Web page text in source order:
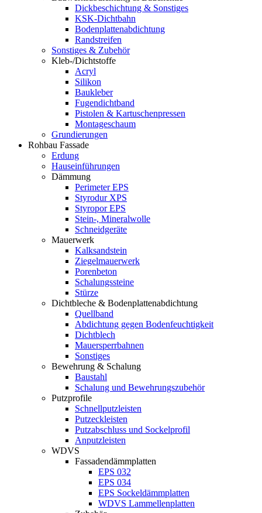
Dickbeschichtung & Sonstiges
KSK-Dichtbahn
Bodenplattenabdichtung
Randstreifen
Sonstiges & Zubehör
Kleb-/Dichtstoffe
Acryl
Silikon
Baukleber
Fugendichtband
Pistolen & Kartuschenpressen
Montageschaum
Grundierungen
Rohbau Fassade
Erdung
Hauseinführungen
Dämmung
Perimeter EPS
Styrodur XPS
Styropor EPS
Stein-, Mineralwolle
Schneidgeräte
Mauerwerk
Kalksandstein
Ziegelmauerwerk
Porenbeton
Schalungssteine
Stürze
Dichtbleche & Bodenplattenabdichtung
Quellband
Abdichtung gegen Bodenfeuchtigkeit
Dichtblech
Mauersperrbahnen
Sonstiges
Bewehrung & Schalung
Baustahl
Schalung und Bewehrungszubehör
Putzprofile
Schnellputzleisten
Putzeckleisten
Putzabschluss und Sockelprofil
Anputzleisten
WDVS
Fassadendämmplatten
EPS 032
EPS 034
EPS Sockeldämmplatten
WDVS Lammellenplatten